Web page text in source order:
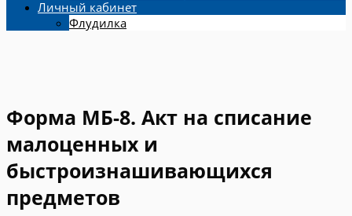
Личный кабинет
Флудилка
Форма МБ-8. Акт на списание
малоценных и
быстроизнашивающихся
предметов